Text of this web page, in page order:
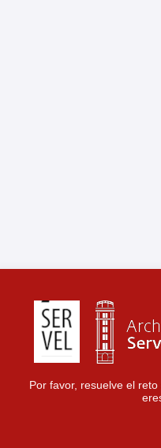
Por favor, resuelve el